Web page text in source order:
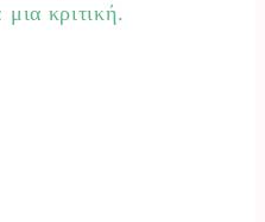
κριτική.